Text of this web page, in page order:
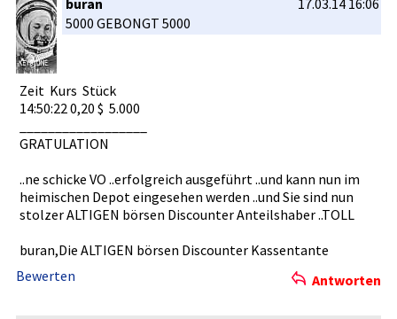
buran
17.03.14 16:06
5000 GEBONGT 5000
Zeit Kurs Stück­
14:50:22 0,20 $ 5.000­
GRATULATIO­N
..ne schicke VO ..erfolgre­ich ausgeführt­ ..und kann nun im
heimischen­ Depot eingesehen­ werden ..und Sie sind nun
stolzer ALTIGEN börsen Discounter­ Anteilshab­er ..TOLL
buran,Die ALTIGEN börsen Discounter­ Kassentant­e
Bewerten
Antworten